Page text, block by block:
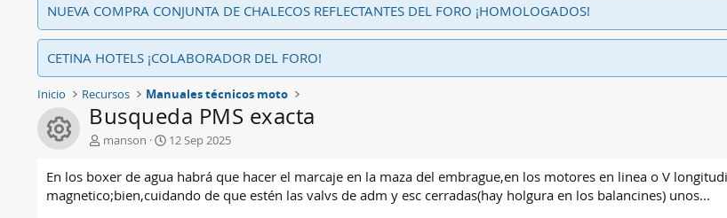
NUEVA COMPRA CONJUNTA DE CHALECOS REFLECTANTES DEL FORO ¡HOMOLOGADOS!
CETINA HOTELS ¡COLABORADOR DEL FORO!
Inicio Recursos Manuales técnicos moto
Icono de recurso
Busqueda PMS exacta
A
t
r
manson
F
c
h
a
12 Sep 2025
En los boxer de agua habrá que hacer el marcaje en la maza del embrague,en los motores en linea o V
magnetico;bien,cuidando de que estén las valvs de adm y esc cerradas(hay holgura en los balancines) unos...